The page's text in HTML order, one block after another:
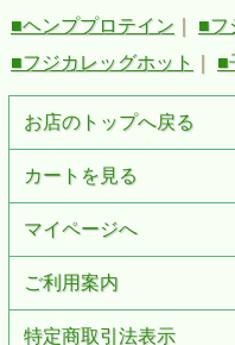
■ヘンププロテイン
■フ
■フジカレッグホット
■
お店のトップへ戻る
カートを見る
マイページへ
ご利用案内
特定商取引法表示